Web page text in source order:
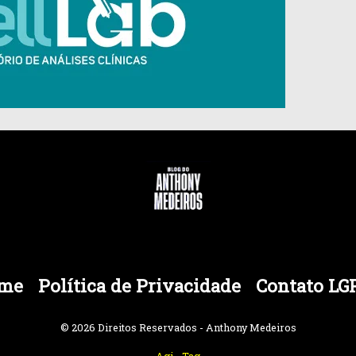
Política de Privacidade Contato
© 2026 Direitos Reservados - Anthony Medeiros